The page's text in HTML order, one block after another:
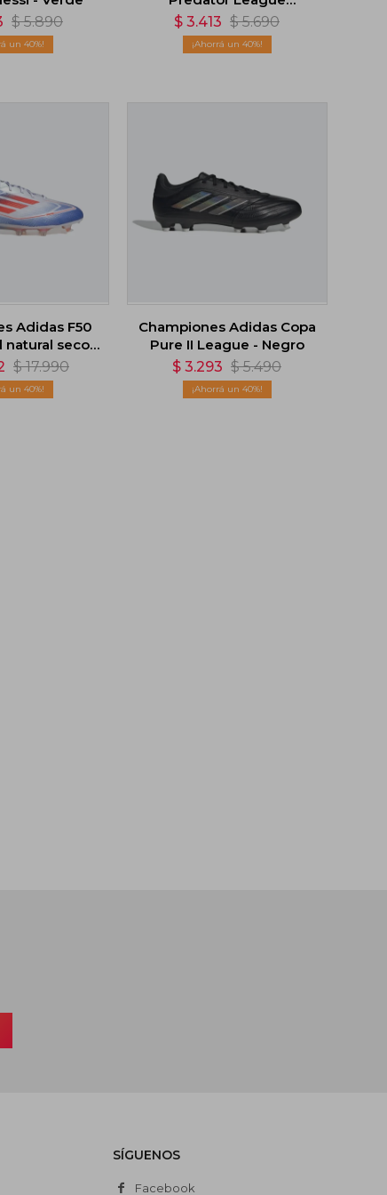
$ 5.890
40
Lengüeta Plegable -
Blanco
$ 3.413 $ 5.690
40
Adidas F50
natural seco -
$ 17.990
40
Championes Adidas Copa
Pure II League - Negro
$ 3.293 $ 5.490
40
SÍGUENOS
Facebook